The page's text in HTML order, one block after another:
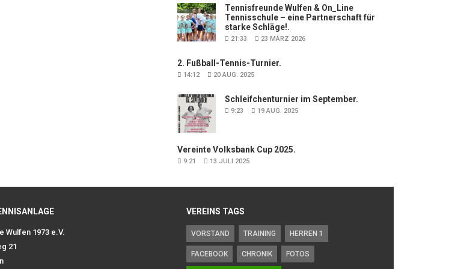
Tennisfreunde Wulfen & On_Line
Tennisschule – eine Partnerschaft für
starke Schläge!.
21:33 23 MÄRZ 2026
2. Fußball-Tennis-Turnier.
14:12 20 AUG. 2025
Schleifchenturnier im September.
9:23 19 AUG. 2025
Vereinte Volksbank Cup 2025.
9:21 13 JULI 2025
Wulfen 1973 e.V.
21
VEREINS TAGS
VORSTAND TRAINING HERREN 1
FACEBOOK CHRONIK FOTOS